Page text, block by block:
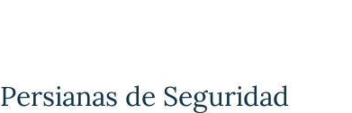
Persianas de Seguridad